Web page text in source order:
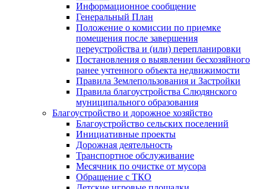
Информационное сообщение
Генеральный План
Положение о комиссии по приемке
помещения после завершения
переустройства и (или) перепланировки
Постановления о выявлении бесхозяйного
ранее учтенного объекта недвижимости
Правила Землепользования и Застройки
Правила благоустройства Слюдянского
муниципального образования
Благоустройство и дорожное хозяйство
Благоустройство сельских поселений
Инициативные проекты
Дорожная деятельность
Транспортное обслуживание
Месячник по очистке от мусора
Обращение с ТКО